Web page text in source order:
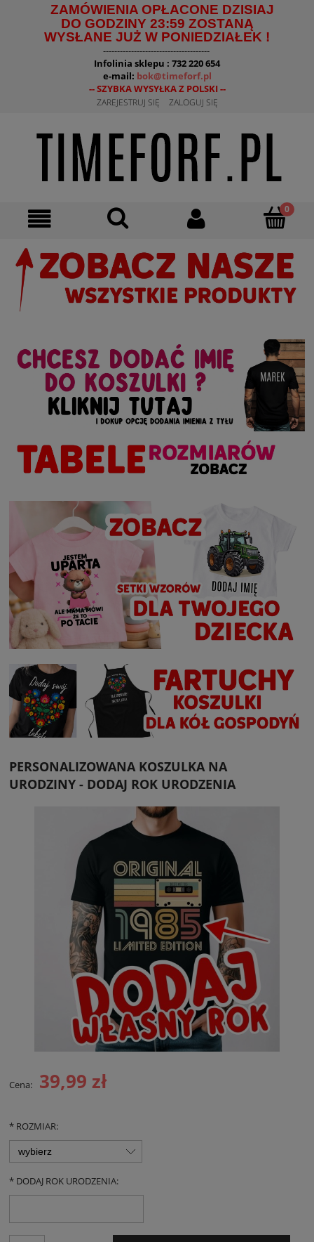
ZAMÓWIENIA OPŁACONE DZISIAJ
DO GODZINY 23:59 ZOSTANĄ
WYSŁANE JUŻ W PONIEDZIAŁEK !
--------------------------------------
Infolinia sklepu : 732 220 654
e-mail: bok@timeforf.pl
-- SZYBKA WYSYŁKA Z POLSKI --
ZAREJESTRUJ SIĘ ZALOGUJ SIĘ
PERSONALIZOWANA KOSZULKA NA
URODZINY - DODAJ ROK URODZENIA
Cena: 39,99 zł
* ROZMIAR:
* DODAJ ROK URODZENIA: